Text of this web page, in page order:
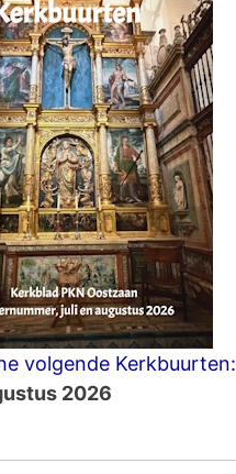
volgende Kerkbuurten:
2026